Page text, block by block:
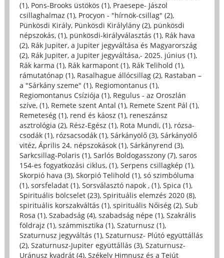
(1), Pons-Brooks üstökös (1), Praesepe- Jászol
csillaghalmaz (1), Procyon - "hírnök-csillag" (2),
Pünkösdi Király, Pünkösdi Királylány (2), pünkösdi
népszokás, (1), pünkösdi-királyválasztás (1), Rák hava
(2), Rák Jupiter, a Jupiter jegyváltása és Magyarország
(2), Rák Jupiter, a Jupiter jegyváltása,- 2025. június (1),
Rák karma (1), Rák karmapont (1), Rák Telihold (1),
rámutatónap (1), Rasalhague állócsillag (2), Rastaban –
a "Sárkány szeme" (1), Regiomontanus (1),
Regiomontanus Csíziója (1), Regulus - az Oroszlán
szíve, (1), Remete szent Antal (1), Remete Szent Pál (1),
Remeteség (1), rend és káosz (1), reneszánsz
asztrológia (2), Rész-Egész (1), Rota Mundi, (1), rózsa-
csodák (1), rózsacsodák (1), Sárkányölő (3), Sárkányölő
vitéz, Április 24. népszokások (1), Sárkányrend (3),
Sarkcsillag-Polaris (1), Sarlós Boldogasszony (7), saros
154-es fogyatkozási ciklus, (1), Serpens csillagkép (1),
Skorpió hava (3), Skorpió Telihold (1), só szimbóluma
(1), sorsfeladat (1), Sorsválasztó napok , (1), Spica (1),
Spirituális bölcselet (23), Spirituális elemzés 2020 (8),
spirituális korszakváltás (1), spirituális Nőiség (2), Sub
Rosa (1), Szabadság (4), szabadság népe (1), Szakrális
földrajz (1), számmisztika (1), Szaturnusz (1),
Szaturnusz jegyváltás (1), Szaturnusz- Plútó együttállás
(2), Szaturnusz-Jupiter együttállás (3), Szaturnusz-
Uránusz kvadrát (4), Székely Himnusz és a Tejút